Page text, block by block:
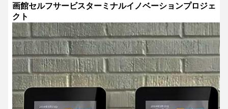
画館セルフサービスターミナルイノベーションプロジェ
クト